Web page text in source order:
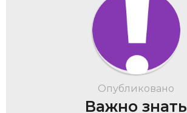
Опубликовано
Важно знать